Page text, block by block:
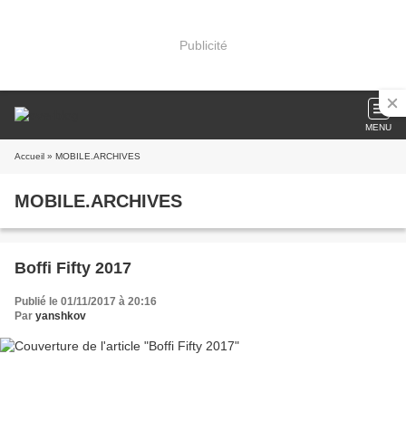
Publicité
MENU
Accueil » MOBILE.ARCHIVES
MOBILE.ARCHIVES
Boffi Fifty 2017
Publié le 01/11/2017 à 20:16
Par yanshkov